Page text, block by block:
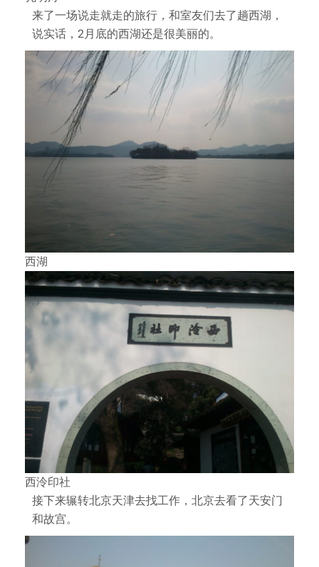
来了一场说走就走的旅行，和室友们去了趟西湖，
说实话，2月底的西湖还是很美丽的。
西湖
西泠印社
接下来辗转北京天津去找工作，北京去看了天安门
和故宫。